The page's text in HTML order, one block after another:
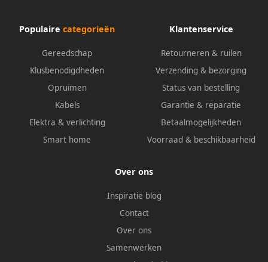
Populaire categorieën
Gereedschap
Klusbenodigdheden
Opruimen
Kabels
Elektra & verlichting
Smart home
Klantenservice
Retourneren & ruilen
Verzending & bezorging
Status van bestelling
Garantie & reparatie
Betaalmogelijkheden
Voorraad & beschikbaarheid
Over ons
Inspiratie blog
Contact
Over ons
Samenwerken